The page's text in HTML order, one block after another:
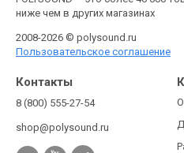
ниже чем в других магазинах
2008-2026 © polysound.ru
Пользовательское соглашение
Контакты
8 (800) 555-27-54
shop@polysound.ru